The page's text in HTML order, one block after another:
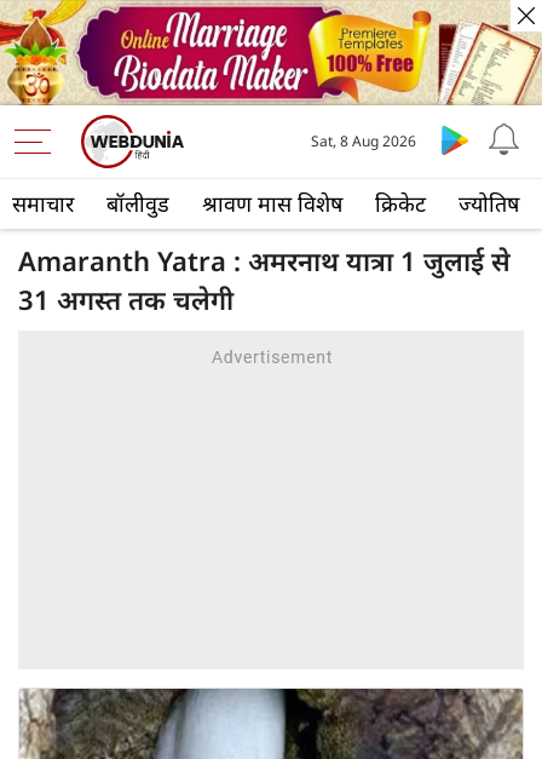
समाचार बॉलीवुड श्रावण मास विशेष क्रिकेट ज्योतिष
Sat, 8 Aug 2026
Amaranth Yatra : अमरनाथ यात्रा 1 जुलाई से
31 अगस्त तक चलेगी